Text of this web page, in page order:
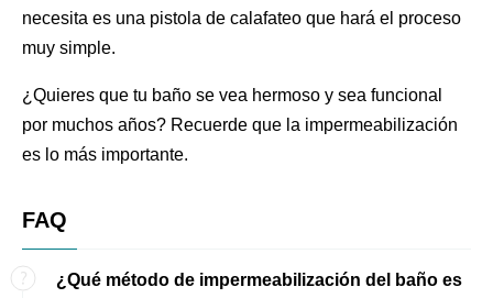
necesita es una pistola de calafateo que hará el proceso
muy simple.
¿Quieres que tu baño se vea hermoso y sea funcional
por muchos años? Recuerde que la impermeabilización
es lo más importante.
FAQ
¿Qué método de impermeabilización del baño es